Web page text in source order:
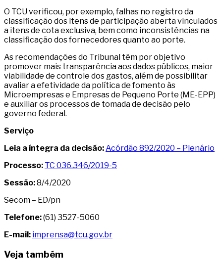
O TCU verificou, por exemplo, falhas no registro da
classificação dos itens de participação aberta vinculados
a itens de cota exclusiva, bem como inconsistências na
classificação dos fornecedores quanto ao porte.
As recomendações do Tribunal têm por objetivo
promover mais transparência aos dados públicos, maior
viabilidade de controle dos gastos, além de possibilitar
avaliar a efetividade da política de fomento às
Microempresas e Empresas de Pequeno Porte (ME-EPP)
e auxiliar os processos de tomada de decisão pelo
governo federal.
Serviço
Leia a íntegra da decisão:Acórdão 892/2020 – Plenário
Processo: TC 036.346/2019-5
Sessão:8/4/2020
Secom – ED/pn
Telefone:(61) 3527-5060
E-mail: imprensa@tcu.gov.br
Veja também